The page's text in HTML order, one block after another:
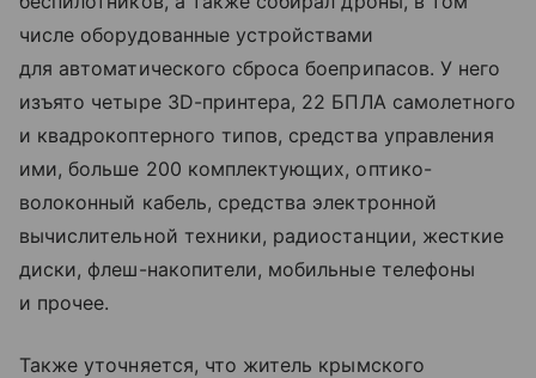
числе оборудованные устройствами
для автоматического сброса боеприпасов. У него
изъято четыре ЗD-принтера, 22 БПЛА самолетного
и квадрокоптерного типов, средства управления
ими, больше 200 комплектующих, оптико-
волоконный кабель, средства электронной
вычислительной техники, радиостанции, жесткие
диски, флеш-накопители, мобильные телефоны
и прочее.
Также уточняется, что житель крымского